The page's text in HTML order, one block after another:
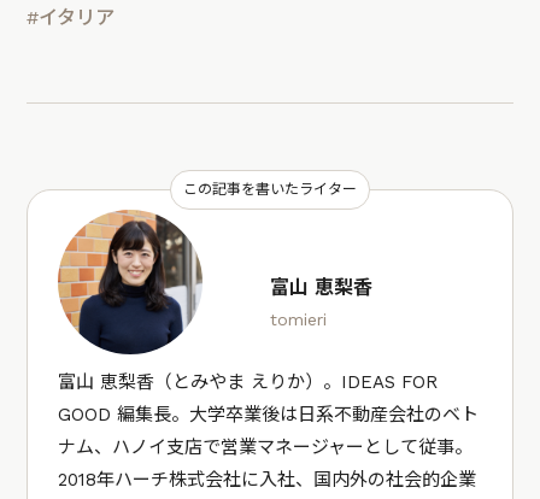
#イタリア
この記事を書いたライター
富山 恵梨香
tomieri
富山 恵梨香（とみやま えりか）。IDEAS FOR
GOOD 編集長。大学卒業後は日系不動産会社のベト
ナム、ハノイ支店で営業マネージャーとして従事。
2018年ハーチ株式会社に入社、国内外の社会的企業